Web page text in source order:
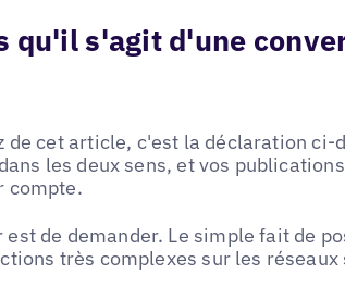
qu'il s'agit d'une
de cet article, c'est la déclaration ci-
les deux sens, et vos
compte.
de demander. Le simple fait de
très complexes sur les réseaux